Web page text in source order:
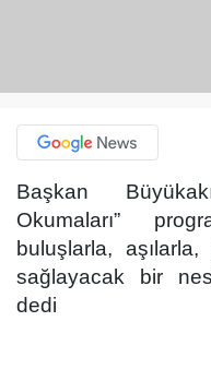
Başkan
Okumaları”
buluşlarla,
sağlayacak bir
dedi